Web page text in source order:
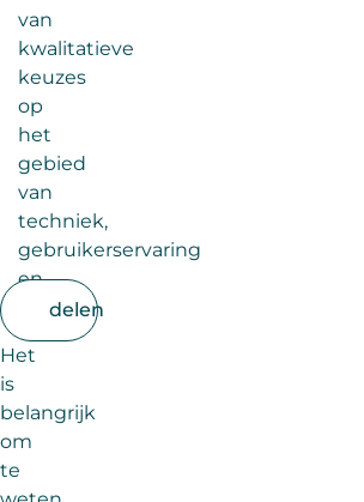
delen
van
kwalitatieve
keuzes
op
het
gebied
van
techniek,
gebruikerservaring
en
inhoud.
Het
is
belangrijk
om
te